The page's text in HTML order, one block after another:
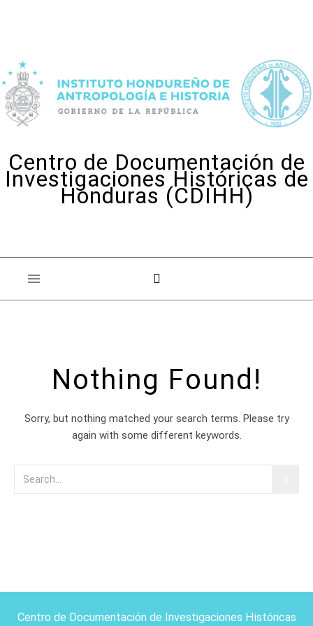
Centro de Documentación de
Investigaciones Históricas de
Honduras (CDIHH)
Nothing Found!
Sorry, but nothing matched your search terms. Please try
again with some different keywords.
Centro de Documentación de Investigaciones Históricas